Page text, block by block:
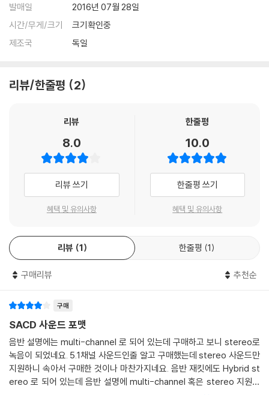
발매일
2016년 07월 28일
시간/무게/크기
크기확인중
제조국
독일
리뷰/한줄평 2
리뷰
8.0
리뷰 쓰기
혜택 및 유의사항
한줄평
10.0
한줄평 쓰기
혜택 및 유의사항
리뷰 1 한줄평 1
구매리뷰 추천순
구매
SACD 사운드 포맷
음반 설명에는 multi-channel 로 되어 있는데 구매하고 보니 stereo로
녹음이 되었네요. 5.1채널 사운드인줄 알고 구매했는데 stereo 사운드만
지원하니 속아서 구매한 것이나 마찬가지네요. 음반 재킷에도 Hybrid st
ereo 로 되어 있는데 음반 설명에 multi-channel 혹은 stereo 지원에